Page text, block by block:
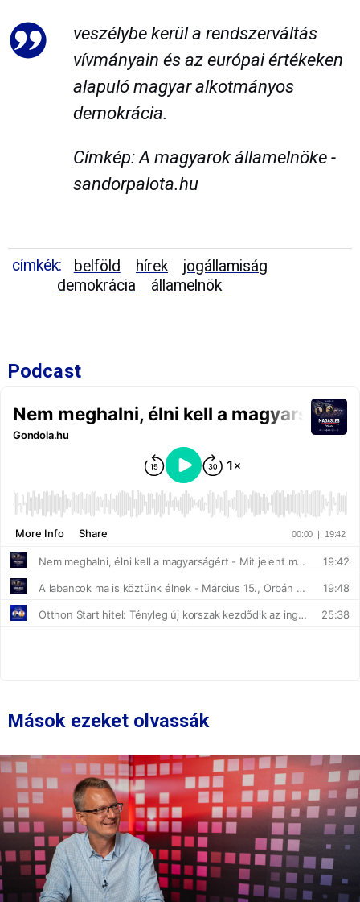
veszélybe kerül a rendszerváltás
vívmányain és az európai értékeken
alapuló magyar alkotmányos
demokrácia.
Címkép: A magyarok államelnöke -
sandorpalota.hu
címkék: belföld hírek
jogállamiság
demokrácia
államelnök
Podcast
Mások ezeket olvassák